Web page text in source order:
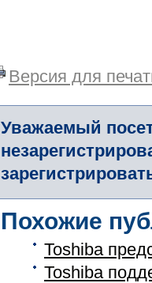
Версия для
Уважаемый
Похожие
Toshiba
Toshiba